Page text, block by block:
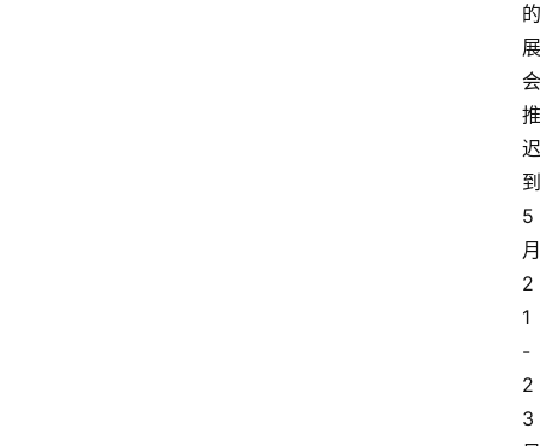
的
展
会
推
迟
到
5
月
2
1
-
2
3